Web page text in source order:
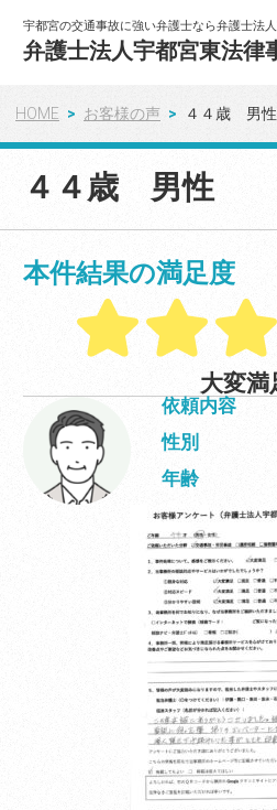
宇都宮の交通事故に強い弁護士なら弁護士法
弁護士法人宇都宮東法律
HOME
解決事例
弁護士費用
お客様の声
事務所紹介/MAP
メール相談はこちら
LINE相談はこちら
閉
HOME お客様の声 ４４歳 男性
４４歳 男性
本件結果の満足度
大変満
依頼内容
性別
年齢